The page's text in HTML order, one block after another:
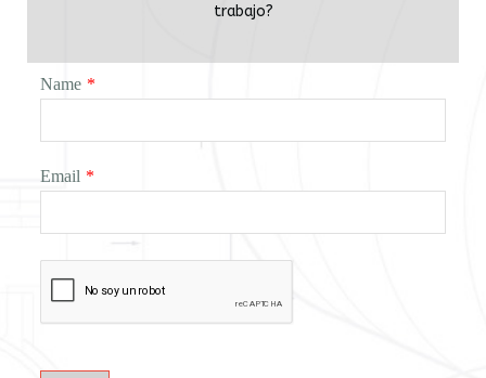
trabajo?
Name *
Email *